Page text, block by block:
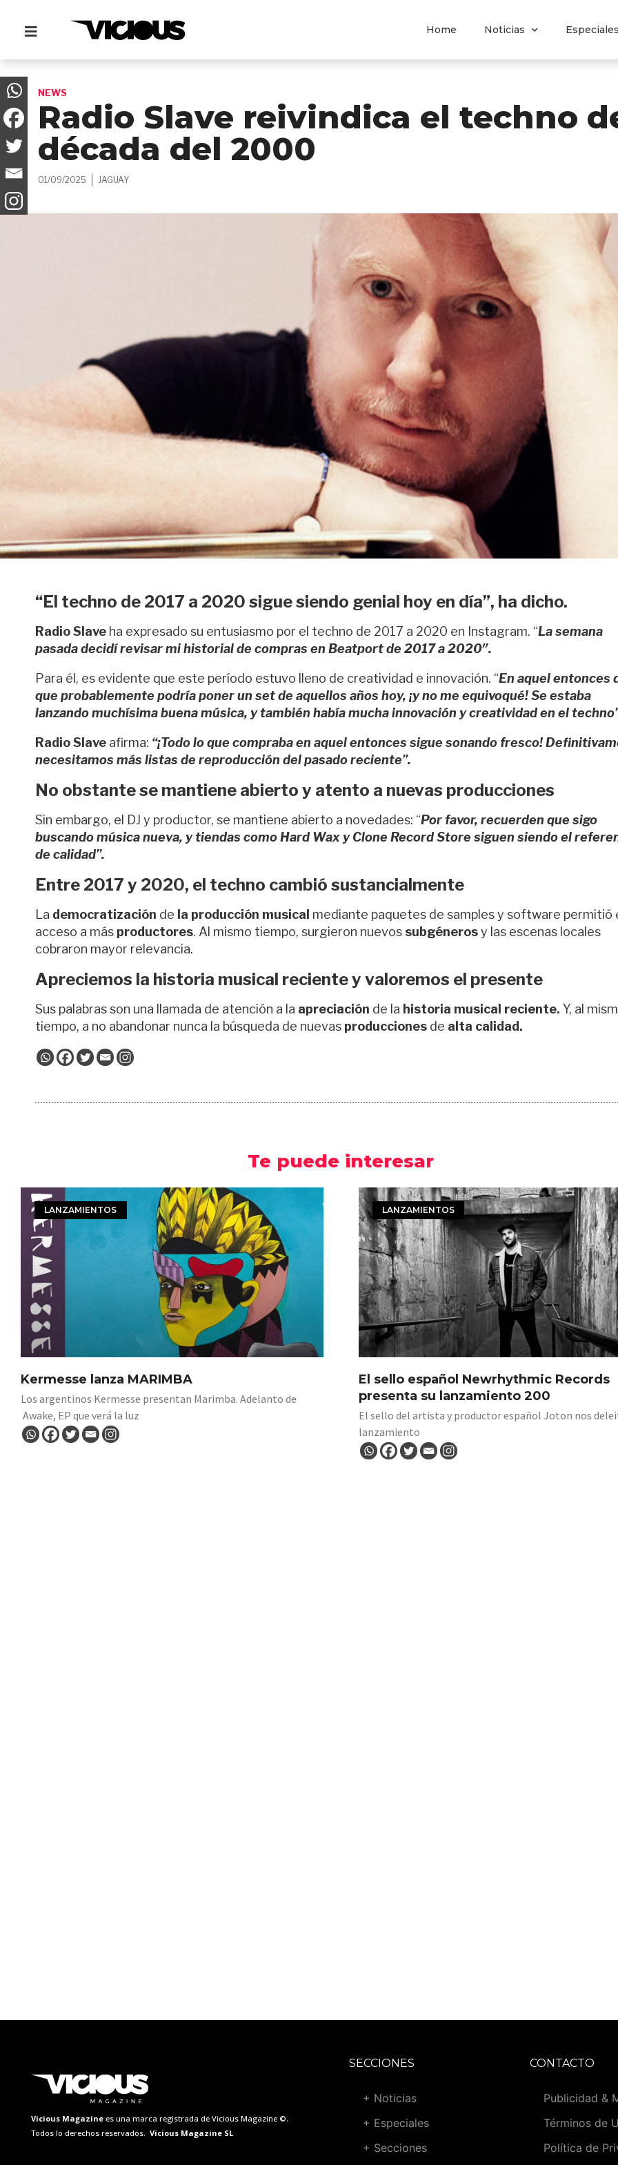
Home Noticias
NEWS
Radio Slave reivindica el techno
década del 2000
01/09/2025 JAGUAY
“El techno de 2017 a 2020 sigue siendo genial hoy en día”, ha dicho.
Radio Slave ha expresado su entusiasmo por el techno de 2017 a 2020 en Instagram. “La semana
pasada decidí revisar mi historial de compras en Beatport de 2017 a 2020″.
Para él, es evidente que este período estuvo lleno de creatividad e innovación. “En aquel entonces
que probablemente podría poner un set de aquellos años hoy, ¡y no me equivoqué! Se estaba
lanzando muchísima buena música, y también había mucha innovación y creatividad en el
Radio Slave afirma: “¡Todo lo que compraba en aquel entonces sigue sonando fresco!
necesitamos más listas de reproducción del pasado reciente”.
No obstante se mantiene abierto y atento a nuevas producciones
Sin embargo, el DJ y productor, se mantiene abierto a novedades: “Por favor, recuerden que sigo
buscando música nueva, y tiendas como Hard Wax y Clone Record Store siguen siendo el
de calidad”.
Entre 2017 y 2020, el techno cambió sustancialmente
La democratización de la producción musical mediante paquetes de samples y software permitió
acceso a más productores. Al mismo tiempo, surgieron nuevos subgénerosy las escenas locales
cobraron mayor relevancia.
Apreciemos la historia musical reciente y valoremos el presente
Sus palabras son una llamada de atención a la apreciación de la historia musical reciente. Y, al
tiempo, a no abandonar nunca la búsqueda de nuevas producciones de alta calidad.
Te puede interesar
LANZAMIENTOS
Kermesse lanza MARIMBA
Los argentinos Kermesse presentan Marimba. Adelanto de
Awake, EP que verá la luz
LANZAMIENTOS
El sello español Newrhythmic Records
presenta su lanzamiento 200
El sello del artista y productor español Joton nos
lanzamiento
Vicious Magazine es una marca registrada de Vicious Magazine ©.
Todos lo derechos reservados. Vicious Magazine SL
SECCIONES
+ Noticias
+ Especiales
+ Secciones
CONTACTO
Publicidad &
Términos de
Política de